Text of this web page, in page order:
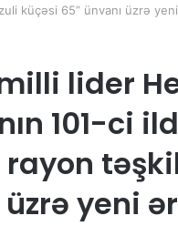
küçəsi 65” ünvanı üzrə
lider
101-ci
üzrə yeni